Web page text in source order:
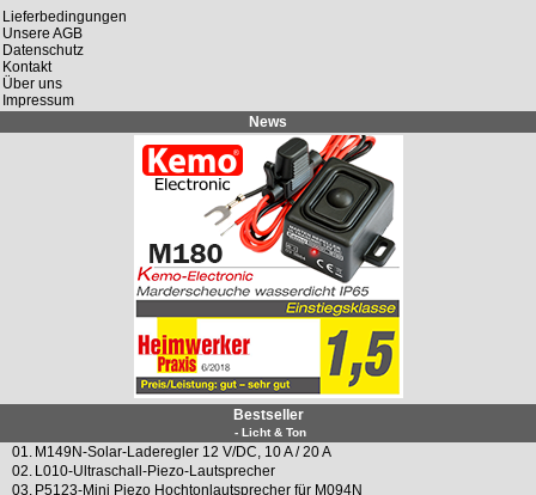
Lieferbedingungen
Unsere AGB
Datenschutz
Kontakt
Über uns
Impressum
News
Bestseller
- Licht & Ton
01.
M149N-Solar-Laderegler 12 V/DC, 10 A / 20 A
02. L010-Ultraschall-Piezo-Lautsprecher
03. P5123-Mini Piezo Hochtonlautsprecher für M094N